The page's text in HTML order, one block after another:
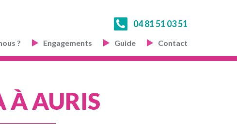
04 81 51 03 51
? Engagements Guide Contact
À AURIS